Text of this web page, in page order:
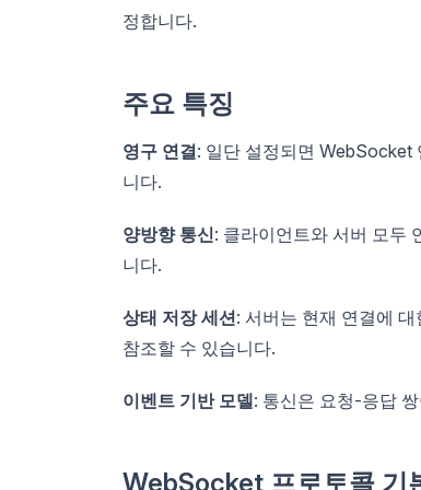
정합니다.
주요 특징
영구 연결: 일단 설정되면 WebSocket
니다.
양방향 통신: 클라이언트와 서버 모두
니다.
상태 저장 세션: 서버는 현재 연결에
참조할 수 있습니다.
이벤트 기반 모델: 통신은 요청-응답
WebSocket 프로토콜 기